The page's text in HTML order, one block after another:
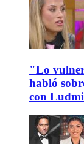
"Lo
habló
con